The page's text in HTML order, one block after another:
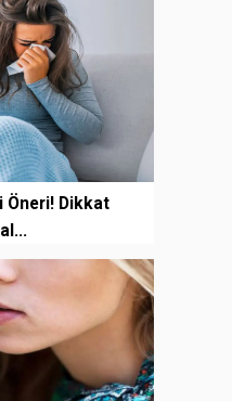
Öneri! Dikkat